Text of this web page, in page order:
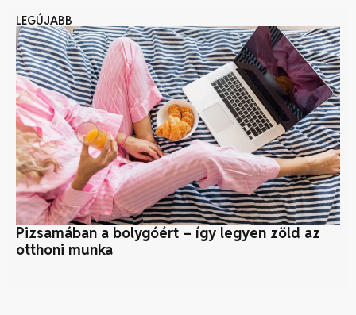
LEGÚJABB
Pizsamában a bolygóért – így legyen zöld az
otthoni munka